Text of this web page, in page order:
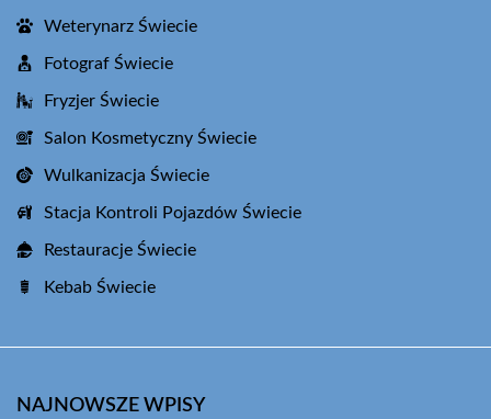
Weterynarz Świecie
Fotograf Świecie
Fryzjer Świecie
Salon Kosmetyczny Świecie
Wulkanizacja Świecie
Stacja Kontroli Pojazdów Świecie
Restauracje Świecie
Kebab Świecie
NAJNOWSZE WPISY